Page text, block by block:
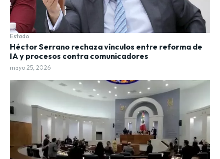
Estado
Héctor Serrano rechaza vínculos entre reforma de
IA y procesos contra comunicadores
mayo 25, 2026